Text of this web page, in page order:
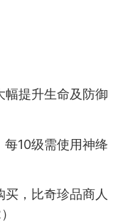
幅提升生命及防御
10级需使用神绛
，比奇珍品商人